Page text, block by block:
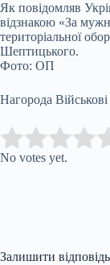
Як повідомляв
відзнакою «За
територіальної
Шептицького.
Фото: ОП
Нагорода
Rate this item:
No votes yet.
Залишити відповідь